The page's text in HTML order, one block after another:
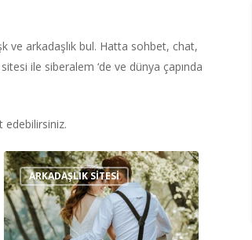
ve arkadaşlık bul. Hatta sohbet, chat,
ile siberalem ‘de ve dünya çapında
edebilirsiniz.
Çorum
Arkadaşlık
Sitesi
ARKADAŞLIK SITESI